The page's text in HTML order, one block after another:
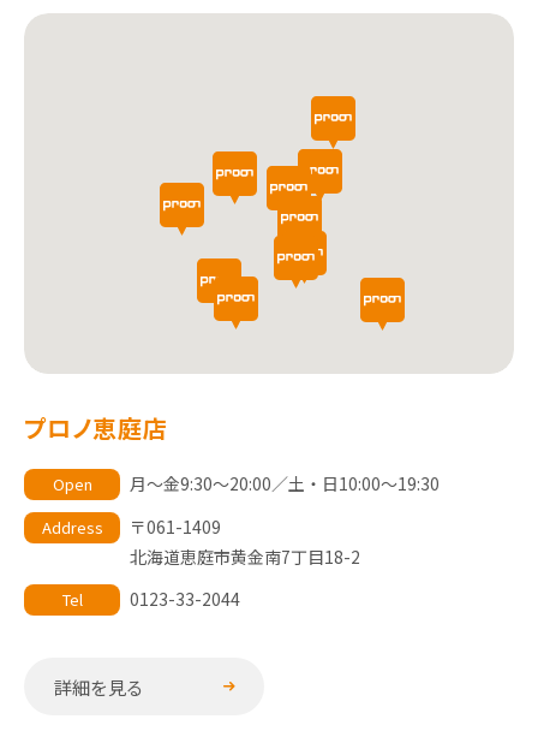
プロノ恵庭店
Open 月～金9:30～20:00／土・日10:00～19:30
Address
〒061-1409
北海道恵庭市黄金南7丁目18-2
Tel 0123-33-2044
詳細を見る